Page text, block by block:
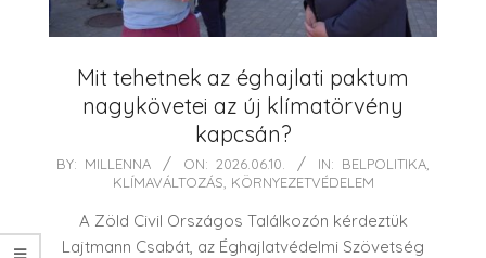
Mit tehetnek az éghajlati paktum
nagykövetei az új klímatörvény
kapcsán?
2026-
BY: MILLENNA ON: 2026.06.10. IN: BELPOLITIKA
KLÍMAVÁLTOZÁS KÖRNYEZETVÉDELEM
A Zöld Civil Országos Találkozón kérdeztük
Lajtmann Csabát, az Éghajlatvédelmi Szövetség